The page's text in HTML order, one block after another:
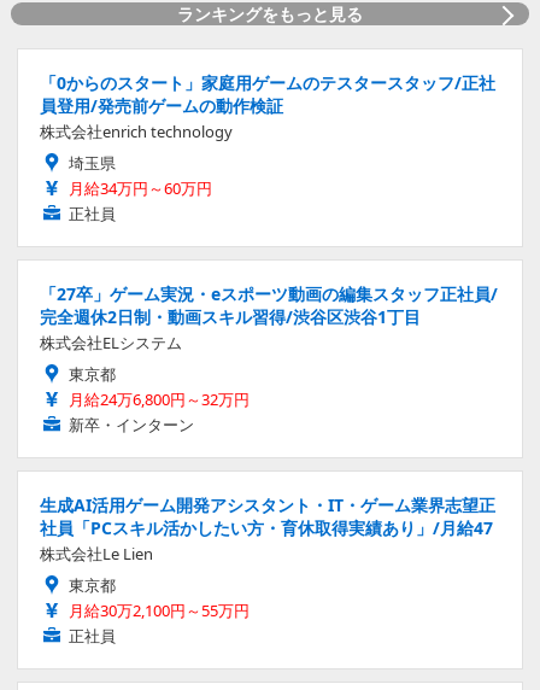
ランキングをもっと見る
「0からのスタート」家庭用ゲームのテスタースタッフ/正社
員登用/発売前ゲームの動作検証
株式会社enrich technology
埼玉県
月給34万円～60万円
正社員
「27卒」ゲーム実況・eスポーツ動画の編集スタッフ正社員/
完全週休2日制・動画スキル習得/渋谷区渋谷1丁目
株式会社ELシステム
東京都
月給24万6,800円～32万円
新卒・インターン
生成AI活用ゲーム開発アシスタント・IT・ゲーム業界志望正
社員「PCスキル活かしたい方・育休取得実績あり」/月給47
株式会社Le Lien
東京都
月給30万2,100円～55万円
正社員